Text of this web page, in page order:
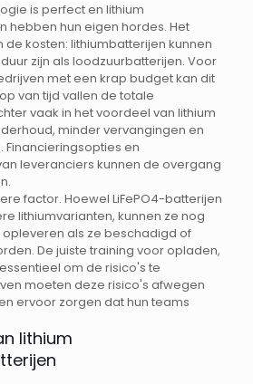
is perfect en lithium
hebben hun eigen hordes. Het
kosten: lithiumbatterijen kunnen
zijn als loodzuurbatterijen. Voor
met een krap budget kan dit
van tijd vallen de totale
vaak in het voordeel van lithium
minder vervangingen en
en
leveranciers kunnen de overgang
factor. Hoewel LiFePO4-batterijen
lithiumvarianten, kunnen ze nog
als ze beschadigd of
De juiste training voor opladen,
om de risico's te
moeten deze risico's afwegen
ervoor zorgen dat hun teams
lithium